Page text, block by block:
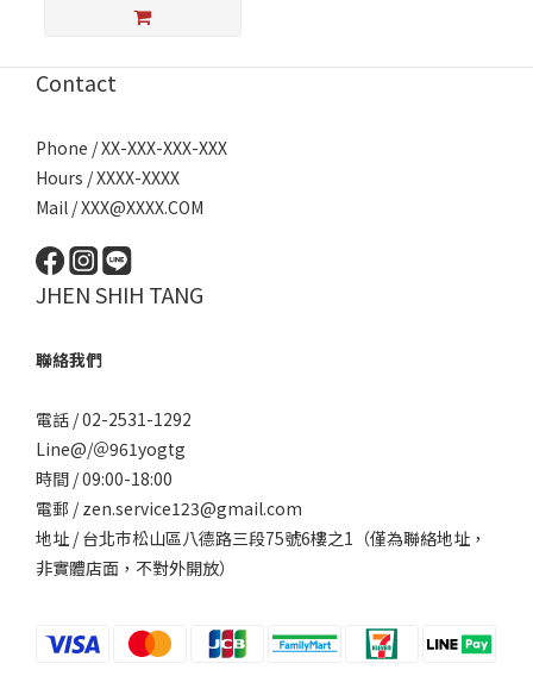
Contact
Phone / XX-XXX-XXX-XXX
Hours / XXXX-XXXX
Mail / XXX@XXXX.COM
JHEN SHIH TANG
聯絡我們
電話 / 02-2531-1292
Line@/＠961yogtg
時間 / 09:00-18:00
電郵 / zen.service123@gmail.com
地址 / 台北巿松山區八德路三段75號6樓之1（僅為聯絡地址，
非實體店面，不對外開放）